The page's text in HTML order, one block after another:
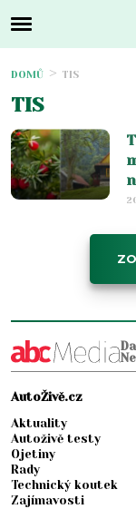
DOMŮ TIS
TIS
AutoŽivě.cz
Aktuality
Autoživě testy
Ojetiny
Rady
Technický koutek
Zajímavosti